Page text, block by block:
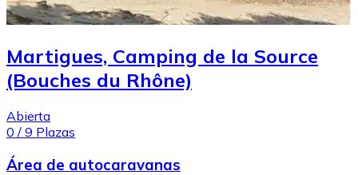
Martigues, Camping de la Source
(Bouches du Rhône)
Abierta
0 / 9 Plazas
Área de autocaravanas